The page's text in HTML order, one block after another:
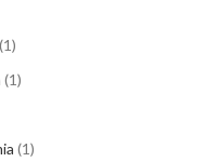
1
1
1